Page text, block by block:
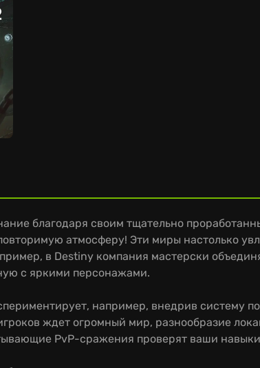
благодаря своим тщательно
атмосферу! Эти миры настолько
в Destiny компания мастерски
с яркими персонажами.
например, внедрив систему
ждет огромный мир, разнообразие
PvP-сражения проверят ваши